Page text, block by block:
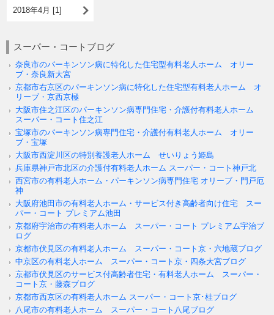
2018年4月 [1]
スーパー・コートブログ
奈良市のパーキンソン病に特化した住宅型有料老人ホーム オリー
ブ・奈良新大宮
京都市右京区のパーキンソン病に特化した住宅型有料老人ホーム オ
リーブ・京西京極
大阪市住之江区のパーキンソン病専門住宅・介護付有料老人ホーム
スーパー・コート住之江
宝塚市のパーキンソン病専門住宅・介護付有料老人ホーム オリー
ブ・宝塚
大阪市西淀川区の特別養護老人ホーム せいりょう姫島
兵庫県神戸市北区の介護付有料老人ホーム スーパー・コート神戸北
西宮市の有料老人ホーム・パーキンソン病専門住宅 オリーブ・門戸厄
神
大阪府池田市の有料老人ホーム・サービス付き高齢者向け住宅 スー
パー・コート プレミアム池田
京都府宇治市の有料老人ホーム スーパー・コート プレミアム宇治ブ
ログ
京都市伏見区の有料老人ホーム スーパー・コート京・六地蔵ブログ
中京区の有料老人ホーム スーパー・コート京・四条大宮ブログ
京都市伏見区のサービス付高齢者住宅・有料老人ホーム スーパー・
コート京・藤森ブログ
京都市西京区の有料老人ホーム スーパー・コート京･桂ブログ
八尾市の有料老人ホーム スーパー・コート八尾ブログ